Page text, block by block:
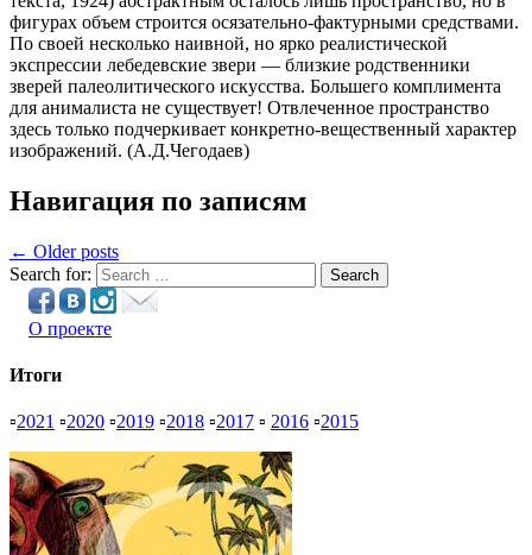
фигурах объем строится осязательно-фактурными средствами.
По своей несколько наивной, но ярко реалистической
экспрессии лебедевские звери — близкие родственники
зверей палеолитического искусства. Большего комплимента
для анималиста не существует! Отвлеченное пространство
здесь только подчеркивает конкретно-вещественный характер
изображений. (А.Д.Чегодаев)
Навигация по записям
← Older posts
Search for:
Search
О проекте
Итоги
▫2021 ▫2020 ▫2019 ▫2018 ▫2017 ▫ 2016 ▫2015